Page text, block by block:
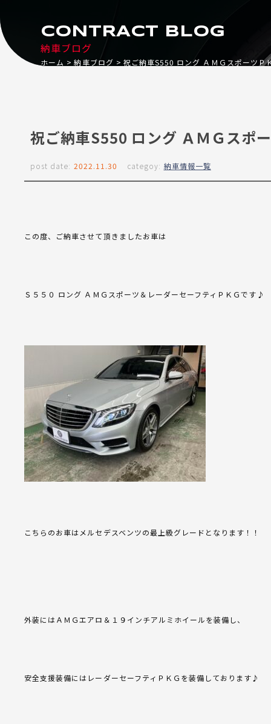
納車ブログ
CONTRACT BLOG
ホーム 納車ブログ 祝ご納車S550 ロング ＡＭＧスポーツＰ
祝ご納車S550 ロング ＡＭＧスポ
post date: 2022.11.30 categoy: 納車情報一覧
この度、ご納車させて頂きましたお車は
Ｓ５５０ ロング ＡＭＧスポーツ＆レーダーセーフティＰＫＧです♪
こちらのお車はメルセデスベンツの最上級グレードとなります！！
外装にはＡＭＧエアロ＆１９インチアルミホイールを装備し、
安全支援装備にはレーダーセーフティＰＫＧを装備しております♪